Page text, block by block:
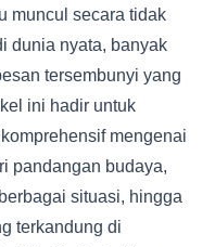
muncul secara tidak
dunia nyata, banyak
tersembunyi yang
ini hadir untuk
mengenai
pandangan budaya,
situasi, hingga
terkandung di